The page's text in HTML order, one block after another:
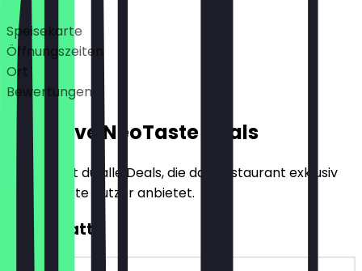
Deals
Speisekarte
Öffnungszeiten
Ort
Bewertungen
Exklusive NeoTaste Deals
Hier findest du alle Deals, die das Restaurant exklusiv
für NeoTaste Nutzer anbietet.
10€ Rabatt